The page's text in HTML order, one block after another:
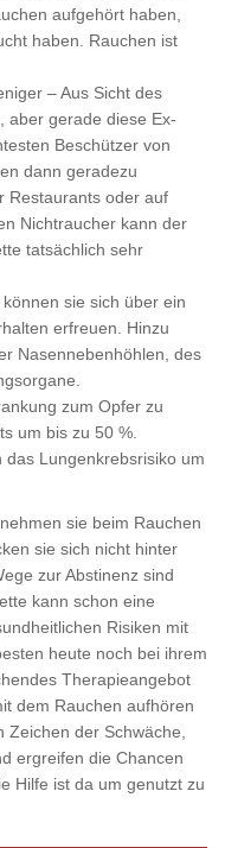
aufgehört haben,
haben. Rauchen ist
– Aus Sicht des
aber gerade diese Ex-
Beschützer von
dann geradezu
Restaurants oder auf
Nichtraucher kann der
tatsächlich sehr
sie sich über ein
erfreuen. Hinzu
Nasennebenhöhlen, des
zum Opfer zu
um bis zu 50 %.
Lungenkrebsrisiko um
sie beim Rauchen
sie sich nicht hinter
zur Abstinenz sind
kann schon eine
Risiken mit
heute noch bei ihrem
Therapieangebot
dem Rauchen aufhören
Zeichen der Schwäche,
ergreifen die Chancen
Hilfe ist da um genutzt zu